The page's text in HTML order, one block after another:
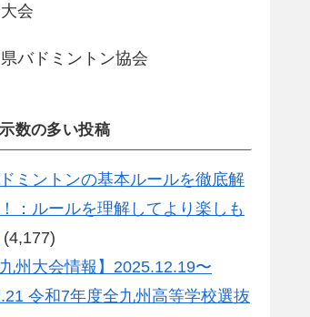
会
バドミントン協会
数の多い投稿
ミントンの基本ルールを徹底解
：ルールを理解してより楽しも
(4,177)
九州大会情報】2025.12.19〜
令和7年度全九州高等学校選抜